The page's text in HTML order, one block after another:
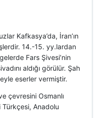
Kafkasya’da, İran’ın
14.-15. yy.lardan
Fars Şivesi’nin
aldığı görülür. Şah
eserler vermiştir.
çevresini Osmanlı
Türkçesi, Anadolu